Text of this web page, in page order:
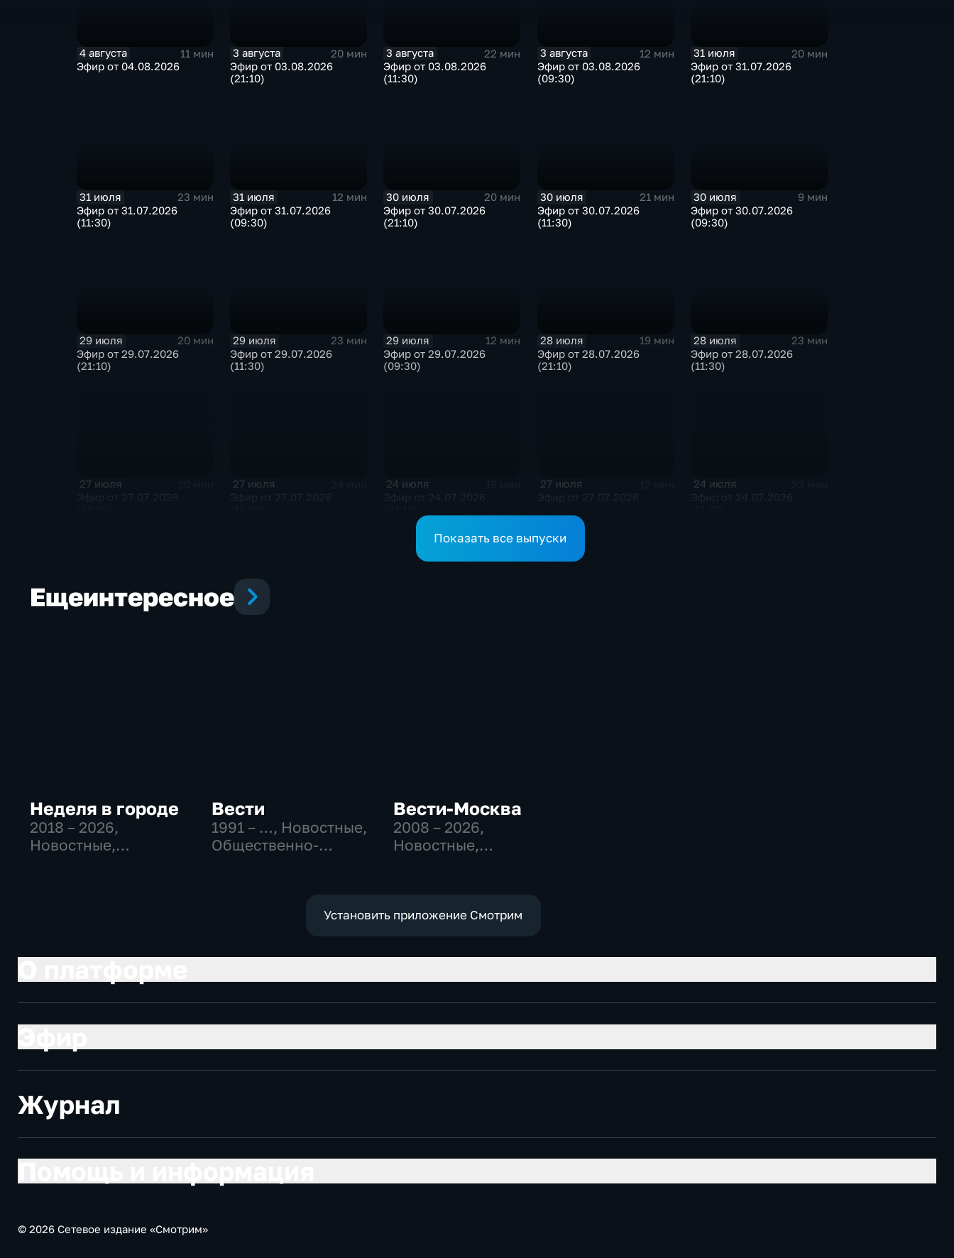
4 августа
11 мин
Эфир от 04.08.2026
3 августа
20 мин
Эфир от 03.08.2026
(21:10)
3 августа
22 мин
Эфир от 03.08.2026
(11:30)
3 августа
12 мин
Эфир от 03.08.2026
(09:30)
31 июля
20 мин
Эфир от 31.07.2026
(21:10)
31 июля
23 мин
Эфир от 31.07.2026
(11:30)
31 июля
12 мин
Эфир от 31.07.2026
(09:30)
30 июля
20 мин
Эфир от 30.07.2026
(21:10)
30 июля
21 мин
Эфир от 30.07.2026
(11:30)
30 июля
9 мин
Эфир от 30.07.2026
(09:30)
29 июля
20 мин
Эфир от 29.07.2026
(21:10)
29 июля
23 мин
Эфир от 29.07.2026
(11:30)
29 июля
12 мин
Эфир от 29.07.2026
(09:30)
28 июля
19 мин
Эфир от 28.07.2026
(21:10)
28 июля
23 мин
Эфир от 28.07.2026
(11:30)
27 июля 27 июля 24 июля 27 июля 24 июля
Показать все выпуски
Ещеинтересное
Неделя в городе
2018 – 2026,
Новостные,
Вести
1991 – …, Новостные,
Общественно-
Вести-Москва
2008 – 2026,
Новостные,
экономические
Установить приложение Смотрим
Журнал
© 2026 Сетевое издание «Смотрим»